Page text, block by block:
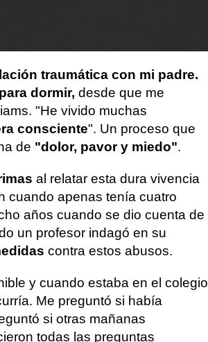
traumática con mi padre.
dormir, desde que me
"He vivido muchas
consciente". Un proceso que
de "dolor, pavor y miedo".
al relatar esta dura vivencia
cuando apenas tenía cuatro
años cuando se dio cuenta de
un profesor indagó en su
contra estos abusos.
y cuando estaba en el colegio
Me preguntó si había
si otras mañanas
todas las preguntas